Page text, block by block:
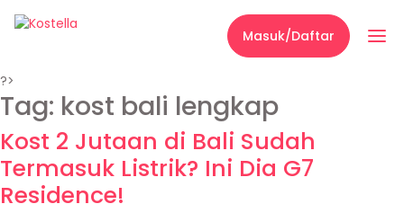
?>
Masuk/Daftar
Tag: kost bali lengkap
Kost 2 Jutaan di Bali Sudah
Termasuk Listrik? Ini Dia G7
Residence!